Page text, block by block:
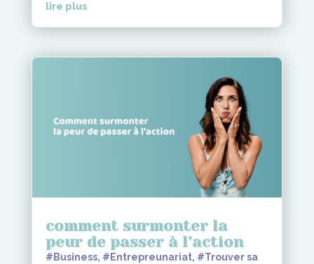
lire plus
comment surmonter la
peur de passer à l’action
#Business, #Entrepreunariat, #Trouver sa